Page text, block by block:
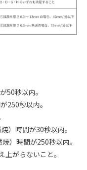
50秒以内。
250秒以内。
）時間が30秒以内。
）時間が250秒以内。
がらないこと。